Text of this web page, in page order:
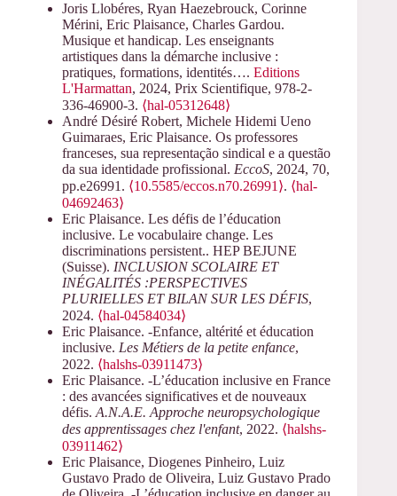
Joris Llobéres, Ryan Haezebrouck, Corinne
Mérini, Eric Plaisance, Charles Gardou.
Musique et handicap. Les enseignants
artistiques dans la démarche inclusive :
pratiques, formations, identités…. Editions
L'Harmattan, 2024, Prix Scientifique, 978-2-
336-46900-3. ⟨hal-05312648⟩
André Désiré Robert, Michele Hidemi Ueno
Guimaraes, Eric Plaisance. Os professores
franceses, sua representação sindical e a questão
da sua identidade profissional. EccoS, 2024, 70,
pp.e26991. ⟨10.5585/eccos.n70.26991⟩. ⟨hal-
04692463⟩
Eric Plaisance. Les défis de l’éducation
inclusive. Le vocabulaire change. Les
discriminations persistent.. HEP BEJUNE
(Suisse). INCLUSION SCOLAIRE ET
INÉGALITÉS :PERSPECTIVES
PLURIELLES ET BILAN SUR LES DÉFIS,
2024. ⟨hal-04584034⟩
Eric Plaisance. -Enfance, altérité et éducation
inclusive. Les Métiers de la petite enfance,
2022. ⟨halshs-03911473⟩
Eric Plaisance. -L’éducation inclusive en France
: des avancées significatives et de nouveaux
défis. A.N.A.E. Approche neuropsychologique
des apprentissages chez l'enfant, 2022. ⟨halshs-
03911462⟩
Eric Plaisance, Diogenes Pinheiro, Luiz
Gustavo Prado de Oliveira, Luiz Gustavo Prado